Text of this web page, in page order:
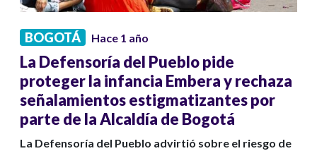
BOGOTÁ Hace 1 año
La Defensoría del Pueblo pide
proteger la infancia Embera y rechaza
señalamientos estigmatizantes por
parte de la Alcaldía de Bogotá
La Defensoría del Pueblo advirtió sobre el riesgo de